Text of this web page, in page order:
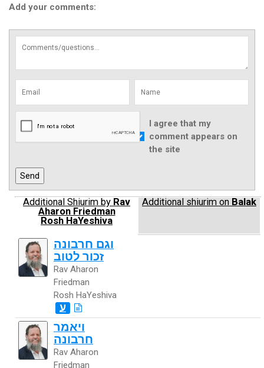
Add your comments:
I agree that my
comment appears on
the site
Additional Shiurim by Rav
Aharon Friedman
Rosh HaYeshiva
Additional shiurim on Balak
וגם חרבונה
זכור לטוב
Rav Aharon
Friedman
Rosh HaYeshiva
ע
ויאמר
חרבונה
Rav Aharon
Friedman